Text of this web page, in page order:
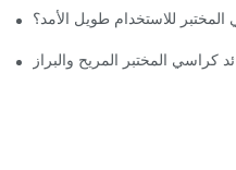
للاستخدام طويل الأمد؟
كراسي المختبر المريح والبراز